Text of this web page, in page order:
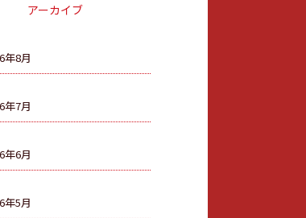
アーカイブ
年8月
年7月
年6月
年5月